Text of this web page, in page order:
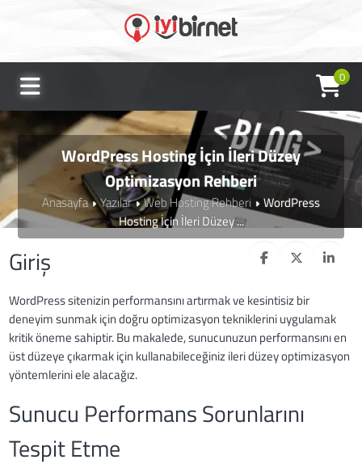
0
WordPress Hosting İçin İleri Düzey
Optimizasyon Rehberi
Anasayfa Yazılar Web Hosting Rehberi
WordPress
Hosting İçin İleri Düzey ...
Giriş
WordPress sitenizin performansını artırmak ve kesintisiz bir
deneyim sunmak için doğru optimizasyon tekniklerini uygulamak
kritik öneme sahiptir. Bu makalede, sunucunuzun performansını en
üst düzeye çıkarmak için kullanabileceğiniz ileri düzey optimizasyon
yöntemlerini ele alacağız.
Sunucu Performans Sorunlarını
Tespit Etme